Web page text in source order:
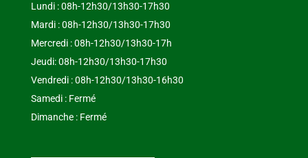
Lundi : 08h-12h30/13h30-17h30
Mardi : 08h-12h30/13h30-17h30
Mercredi : 08h-12h30/13h30-17h
Jeudi: 08h-12h30/13h30-17h30
Vendredi : 08h-12h30/13h30-16h30
Samedi : Fermé
Dimanche : Fermé